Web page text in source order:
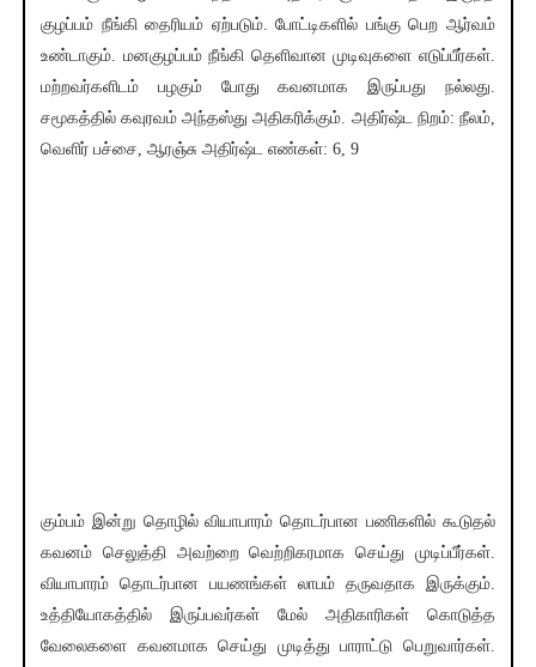
குழப்பம் நீங்கி தைரியம் ஏற்படும். போட்டிகளில் பங்கு பெற ஆர்வம்
உண்டாகும். மனகுழப்பம் நீங்கி தெளிவான முடிவுகளை எடுப்பீர்கள்.
மற்றவர்களிடம் பழகும் போது கவனமாக இருப்பது நல்லது.
சமூகத்தில் கவுரவம் அந்தஸ்து அதிகரிக்கும். அதிர்ஷ்ட நிறம்: நீலம்,
வெளிர் பச்சை, ஆரஞ்சு அதிர்ஷ்ட எண்கள்: 6, 9
கும்பம் இன்று தொழில் வியாபாரம் தொடர்பான பணிகளில் கூடுதல்
கவனம் செலுத்தி அவற்றை வெற்றிகரமாக செய்து முடிப்பீர்கள்.
வியாபாரம் தொடர்பான பயணங்கள் லாபம் தருவதாக இருக்கும்.
உத்தியோகத்தில் இருப்பவர்கள் மேல் அதிகாரிகள் கொடுத்த
வேலைகளை கவனமாக செய்து முடித்து பாராட்டு பெறுவார்கள்.